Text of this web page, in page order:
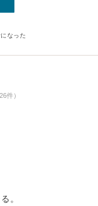
なった
件）
。